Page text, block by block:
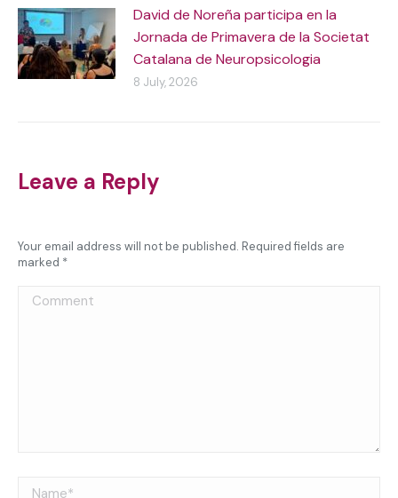
David de Noreña participa en la
Jornada de Primavera de la Societat
Catalana de Neuropsicologia
8 July, 2026
Leave a Reply
Your email address will not be published. Required fields are
marked *
Comment
Name *